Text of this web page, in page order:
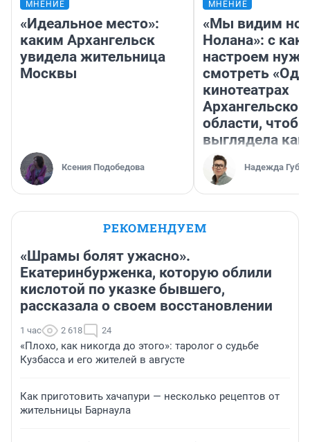
МНЕНИЕ
«Идеальное место»:
каким Архангельск
увидела жительница
Москвы
Ксения Подобедова
МНЕНИЕ
«Мы видим
Нолана»: с
настроем
смотреть
кинотеатрах
Архангельской
области,
выглядела как
Надежда
РЕКОМЕНДУЕМ
«Шрамы болят ужасно».
Екатеринбурженка, которую облили
кислотой по указке бывшего,
рассказала о своем восстановлении
1 час 2 618 24
«Плохо, как никогда до этого»: таролог о судьбе
Кузбасса и его жителей в августе
Как приготовить хачапури — несколько рецептов от
жительницы Барнаула